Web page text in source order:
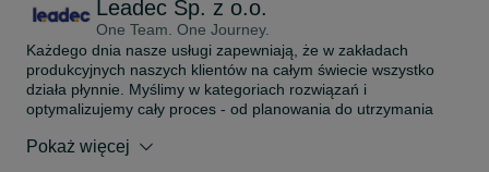
prawem przetwarzania (jeżeli przetwarzanie odbywa się na
podstawie zgody), którego dokonano na podstawie zgody
przed jej cofnięciem; 8. Kandydat ma prawo wniesienia skar
Leadec Sp. z o.o.
One Team. One Journey.
Każdego dnia nasze usługi zapewniają, że w zakładach
produkcyjnych naszych klientów na całym świecie wszystko
działa płynnie. Myślimy w kategoriach rozwiązań i
optymalizujemy cały proces - od planowania do utrzymania
w branży produkcyjnej wiemy, że to ludzie robią różnicę.
Pokaż więcej